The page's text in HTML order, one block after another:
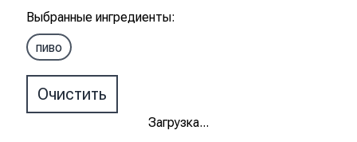
Выбранные ингредиенты:
пиво
Очистить
Загрузка...